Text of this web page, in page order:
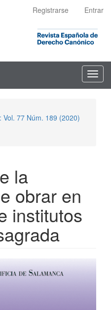
Registrarse Entrar
77 Núm. 189 (2020)
la
obrar en
institutos